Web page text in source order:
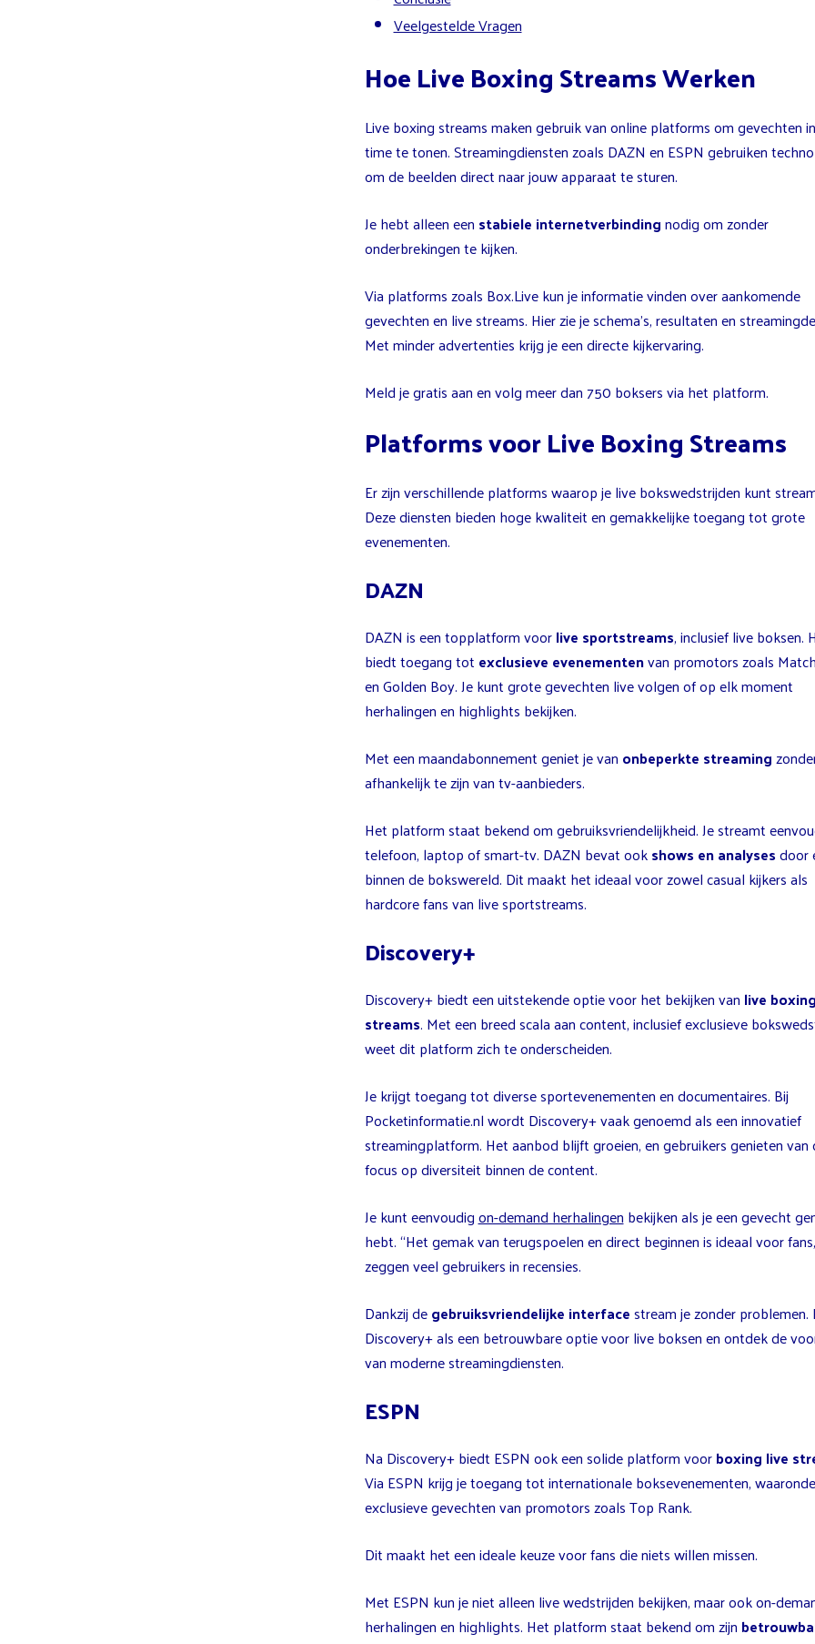
Veelgestelde Vragen
Hoe Live Boxing Streams Werken
Live boxing streams maken gebruik van online platforms om gevechten
time te tonen. Streamingdiensten zoals DAZN en ESPN gebruiken
om de beelden direct naar jouw apparaat te sturen.
Je hebt alleen een stabiele internetverbindingnodig om zonder
onderbrekingen te kijken.
Via platforms zoals Box.Live kun je informatie vinden over aankomende
gevechten en live streams. Hier zie je schema’s, resultaten en
Met minder advertenties krijg je een directe kijkervaring.
Meld je gratis aan en volg meer dan 750 boksers via het platform.
Platforms voor Live Boxing Streams
Er zijn verschillende platforms waarop je live bokswedstrijden kunt
Deze diensten bieden hoge kwaliteit en gemakkelijke toegang tot grote
evenementen.
DAZN
DAZN is een topplatform voorlive sportstreams, inclusief live boksen.
biedt toegang tot exclusieve evenementenvan promotors zoals
en Golden Boy. Je kunt grote gevechten live volgen of op elk moment
herhalingen en highlights bekijken.
Met een maandabonnement geniet je van onbeperkte streaming
afhankelijk te zijn van tv-aanbieders.
Het platform staat bekend om gebruiksvriendelijkheid. Je streamt
telefoon, laptop of smart-tv. DAZN bevat ookshows en analysesdoor
binnen de bokswereld. Dit maakt het ideaal voor zowel casual kijkers als
hardcore fans van live sportstreams.
Discovery+
Discovery+ biedt een uitstekende optie voor het bekijken van live boxing
streams. Met een breed scala aan content, inclusief exclusieve
weet dit platform zich te onderscheiden.
Je krijgt toegang tot diverse sportevenementen en documentaires. Bij
Pocketinformatie.nl wordt Discovery+ vaak genoemd als een innovatief
streamingplatform. Het aanbod blijft groeien, en gebruikers genieten van
focus op diversiteit binnen de content.
Je kunt eenvoudigon-demand herhalingen bekijken als je een gevecht
hebt. “Het gemak van terugspoelen en direct beginnen is ideaal voor
zeggen veel gebruikers in recensies.
Dankzij degebruiksvriendelijke interfacestream je zonder problemen.
Discovery+ als een betrouwbare optie voor live boksen en ontdek de
van moderne streamingdiensten.
ESPN
Na Discovery+ biedt ESPN ook een solide platform voorboxing live
Via ESPN krijg je toegang tot internationale boksevenementen,
exclusieve gevechten van promotors zoals Top Rank.
Dit maakt het een ideale keuze voor fans die niets willen missen.
Met ESPN kun je niet alleen live wedstrijden bekijken, maar ook on-
herhalingen en highlights. Het platform staat bekend om zijn